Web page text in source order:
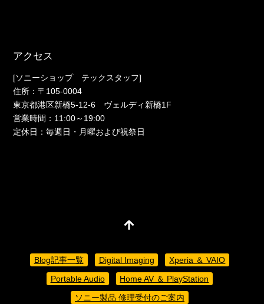
アクセス
[ソニーショップ テックスタッフ]
住所：〒105-0004
東京都港区新橋5-12-6 ヴェルディ新橋1F
営業時間：11:00～19:00
定休日：毎週日・月曜および祝祭日
Blog記事一覧 Digital Imaging
Xperia ＆ VAIO
Portable Audio
Home AV ＆ PlayStation
ソニー製品 修理受付のご案内